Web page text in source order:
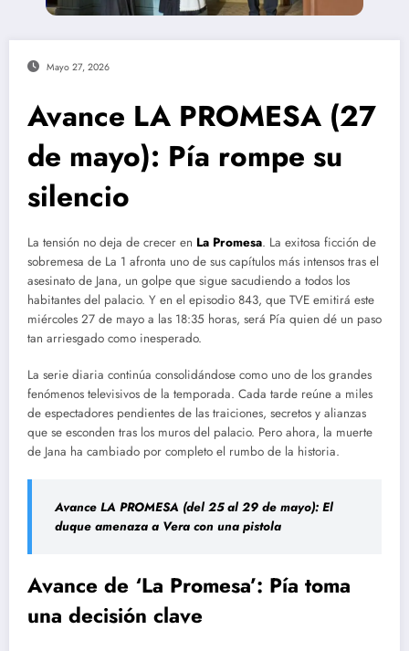
Mayo 27, 2026
Avance LA PROMESA (27
de mayo): Pía rompe su
silencio
La tensión no deja de crecer en La Promesa. La exitosa ficción de
sobremesa de La 1 afronta uno de sus capítulos más intensos tras el
asesinato de Jana, un golpe que sigue sacudiendo a todos los
habitantes del palacio. Y en el episodio 843, que TVE emitirá este
miércoles 27 de mayo a las 18:35 horas, será Pía quien dé un paso
tan arriesgado como inesperado.
La serie diaria continúa consolidándose como uno de los grandes
fenómenos televisivos de la temporada. Cada tarde reúne a miles
de espectadores pendientes de las traiciones, secretos y alianzas
que se esconden tras los muros del palacio. Pero ahora, la muerte
de Jana ha cambiado por completo el rumbo de la historia.
Avance LA PROMESA (del 25 al 29 de mayo): El
duque amenaza a Vera con una pistola
Avance de ‘La Promesa’: Pía toma
una decisión clave